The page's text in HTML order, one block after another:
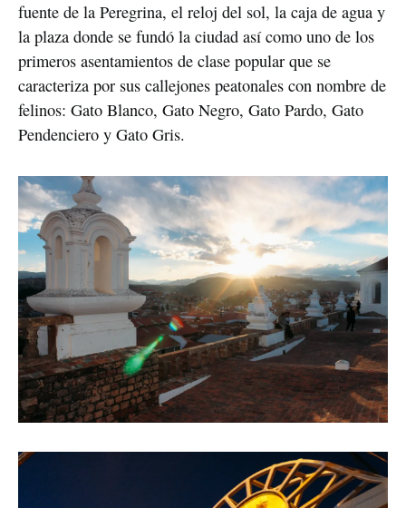
fuente de la Peregrina, el reloj del sol, la caja de agua y
la plaza donde se fundó la ciudad así como uno de los
primeros asentamientos de clase popular que se
caracteriza por sus callejones peatonales con nombre de
felinos: Gato Blanco, Gato Negro, Gato Pardo, Gato
Pendenciero y Gato Gris.